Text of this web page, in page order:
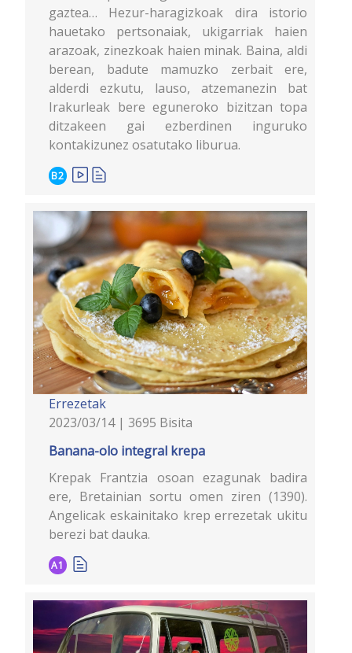
gaztea… Hezur-haragizkoak dira istorio
hauetako pertsonaiak, ukigarriak haien
arazoak, zinezkoak haien minak. Baina, aldi
berean, badute mamuzko zerbait ere,
alderdi ezkutu, lauso, atzemanezin bat
Irakurleak bere eguneroko bizitzan topa
ditzakeen gai ezberdinen inguruko
kontakizunez osatutako liburua.
B2
Errezetak
2023/03/14 | 3695 Bisita
Banana-olo integral krepa
Krepak Frantzia osoan ezagunak badira
ere, Bretainian sortu omen ziren (1390).
Angelicak eskainitako krep errezetak ukitu
berezi bat dauka.
A1